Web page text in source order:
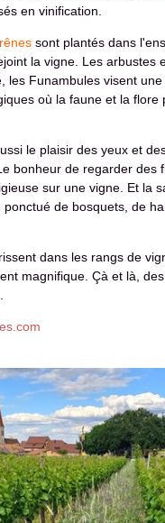
en vinification.
s sont plantés dans
la vigne. Les arbustes
les Funambules visent
où la faune et la flore
le plaisir des yeux et
bonheur de regarder des
sur une vigne. Et la
de bosquets, de
dans les rangs de
magnifique. Çà et là,